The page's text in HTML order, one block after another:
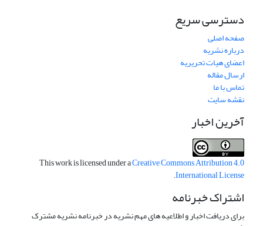
دسترسی سریع
صفحه اصلی
درباره نشریه
اعضای هیات تحریریه
ارسال مقاله
تماس با ما
نقشه سایت
آخرین اخبار
This work is licensed under aCreative Commons Attribution 4.0
International License
.
اشتراک خبرنامه
برای دریافت اخبار و اطلاعیه های مهم نشریه در خبرنامه نشریه مشترک